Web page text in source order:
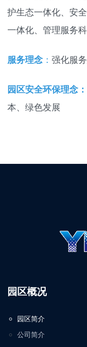
护生态一体化、安
一体化、管理服务
服务理念 ： 强化服
园区安全环保理念：
本、绿色发展
园区概况
园区简介
公司简介